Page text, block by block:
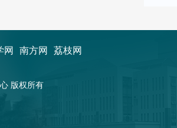
网 南方网 荔枝网
版权所有